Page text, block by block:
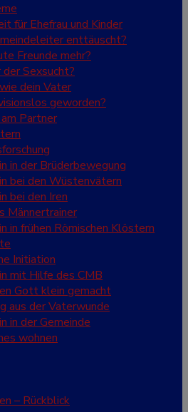
für Ehefrau und Kinder
enttäuscht?
Freunde mehr?
der Sexsucht?
dein Vater
geworden?
Partner
in der Brüderbewegung
bei den Wüstenvätern
bei den Iren
Männertrainer
in frühen Römischen Klöstern
Initiation
mit Hilfe des CMB
Gott klein gemacht
aus der Vaterwunde
in der Gemeinde
wohnen
– Rückblick